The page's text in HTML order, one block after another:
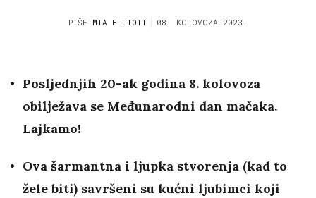
PIŠE MIA ELLIOTT 08. KOLOVOZA 2023.
Posljednjih 20-ak godina 8. kolovoza
obilježava se Međunarodni dan mačaka.
Lajkamo!
Ova šarmantna i ljupka stvorenja (kad to
žele biti) savršeni su kućni ljubimci koji